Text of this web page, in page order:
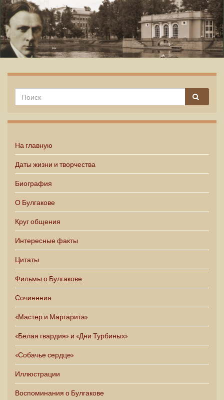
На главную
Даты жизни и творчества
Биография
О Булгакове
Круг общения
Интересные факты
Цитаты
Фильмы о Булгакове
Сочинения
«Мастер и Маргарита»
«Белая гвардия» и «Дни Турбиных»
«Собачье сердце»
Иллюстрации
Воспоминания о Булгакове